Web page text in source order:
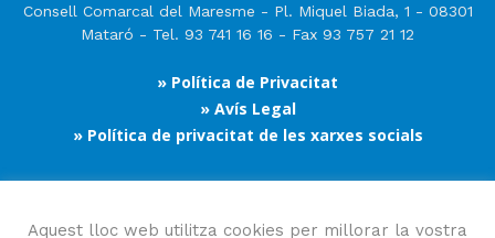
Consell Comarcal del Maresme - Pl. Miquel Biada, 1 - 08301
Mataró - Tel. 93 741 16 16 - Fax 93 757 21 12
» Política de Privacitat
» Avís Legal
» Política de privacitat de les xarxes socials
Segueix-nos
Aquest lloc web utilitza cookies per millorar la vostra